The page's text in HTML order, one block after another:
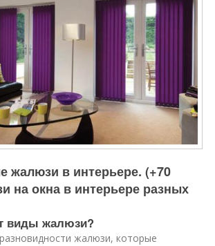
жалюзи в интерьере. (+70
на окна в интерьере разных
виды жалюзи?
жалюзи, которые